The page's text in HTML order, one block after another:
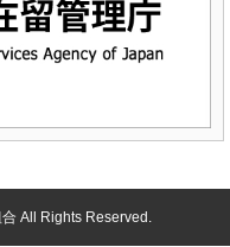
All Rights Reserved.